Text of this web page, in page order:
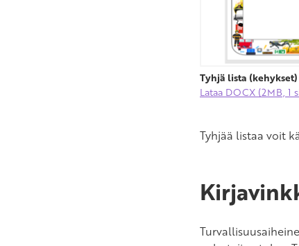
Tyhjä lista (kehykset)
Lataa DOCX (2MB, 1
Tyhjää listaa voit